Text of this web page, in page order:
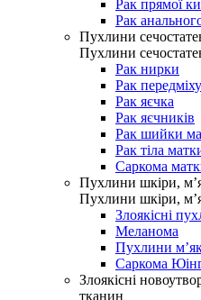
Рак прямої
Рак
Пухлини
Пухлини
Рак нирки
Рак
Рак яєчка
Рак яєчників
Рак шийки
Рак тіла
Саркома
Пухлини шкіри,
Пухлини шкіри,
Злоякісні
Меланома
Пухлини
Саркома
Злоякісні
тканин